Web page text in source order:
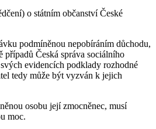
o státním občanství České
podmíněnou nepobíráním důchodu,
případů Česká správa sociálního
evidencích podklady rozhodné
tedy může být vyzván k jejich
osobu její zmocněnec, musí
moc.